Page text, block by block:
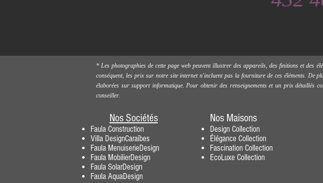
* Les photographies de cette page web peuvent illustrer des appareils, des finitions et des
conséquent, les prix sur notre site internet n'incluent pas la fourniture de ces éléments. De
élaborées sur support informatique. Pour obtenir des renseignements et un prix détaillés
conseiller.
Nos Sociétés
Faula Construction
Villa DesignCaraïbes
Faula MenuiserieDesign
Faula MobilierDesign
Faula SolarDesign
Faula AquaDesign
Nos Maisons
Design Collection
Élégance Collection
Fascination Collection
EcoLuxe Collection